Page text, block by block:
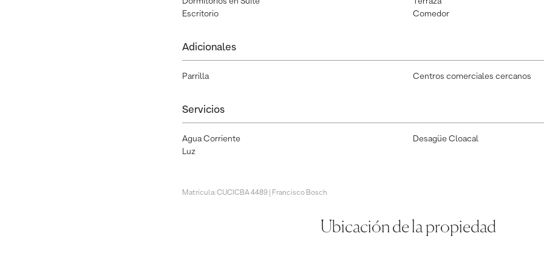
Escritorio
Comedor
Adicionales
Parrilla Centros comerciales cercanos
Servicios
Agua Corriente
Luz
Desagüe Cloacal
Matrícula: CUCICBA 4489 | Francisco Bosch
Ubicación de la propiedad